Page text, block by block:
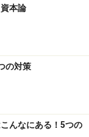
ミングアップ
をご確認くださ
本論
の対策
んなにある！5つの